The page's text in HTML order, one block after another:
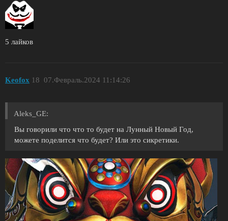
5 лайков
Keofox 07.Февраль.2024 11:14:26
18
Aleks_GE:
Вы говорили что что то будет на Лунный Новый Год,
можете поделится что будет? Или это сикретики.